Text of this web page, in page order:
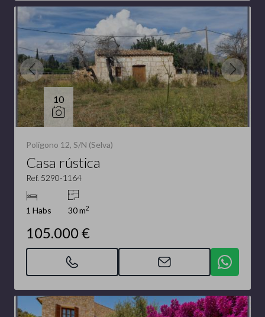
10
Polígono 12, S/N (Selva)
Casa rústica
Ref. 5290-1164
1 Habs 30 m2
105.000 €